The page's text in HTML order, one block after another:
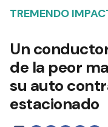
TREMENDO
Un
de la peor
su auto
estacionado